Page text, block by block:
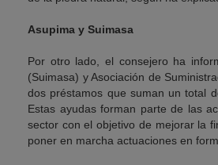
Asupima y Suimasa
Por otro lado, el consejero ha
(Suimasa) y Asociación de
dos préstamos que suman un total
Estas ayudas forman parte de las
sector con el objetivo de mejorar la
poner en marcha actuaciones en